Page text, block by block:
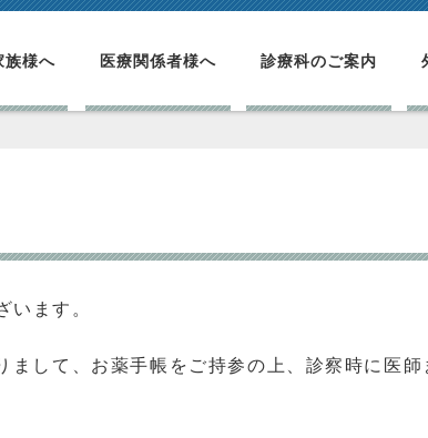
族様へ 医療関係者様へ 診療科のご案内
ます。
して、お薬手帳をご持参の上、診察時に医師